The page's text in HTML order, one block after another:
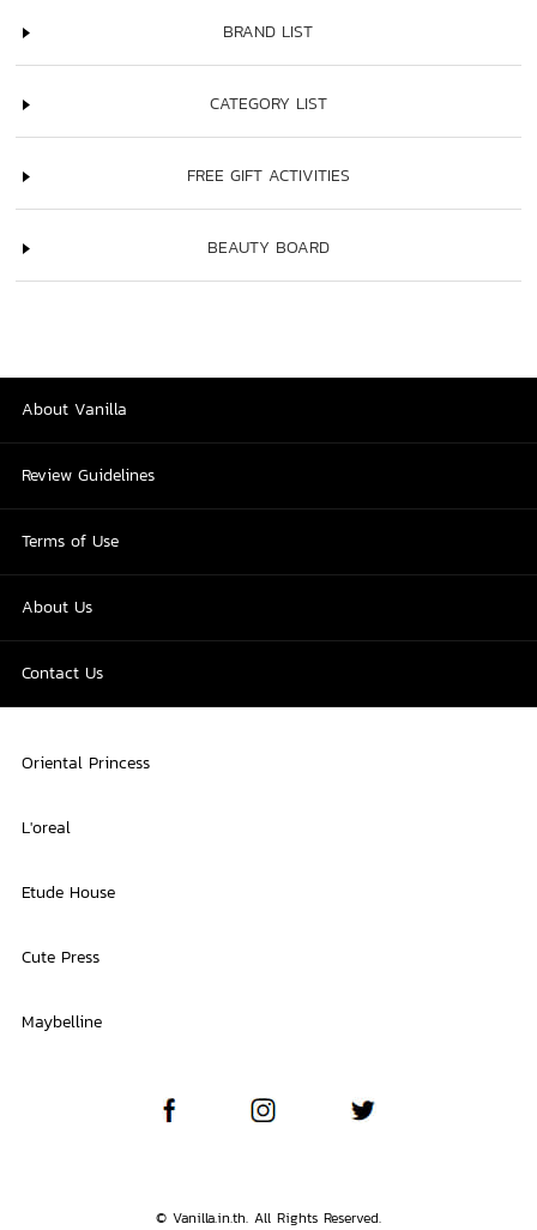
BRAND LIST
CATEGORY LIST
FREE GIFT ACTIVITIES
BEAUTY BOARD
About Vanilla
Review Guidelines
Terms of Use
About Us
Contact Us
Oriental Princess
L'oreal
Etude House
Cute Press
Maybelline
© Vanilla.in.th. All Rights Reserved.